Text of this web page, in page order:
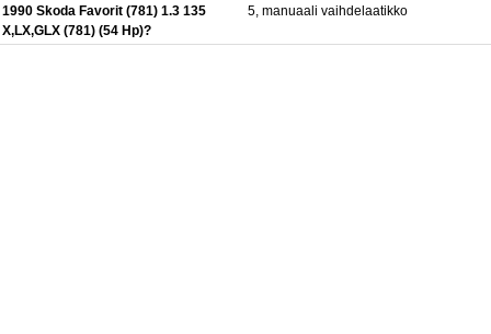
1990 Skoda Favorit (781) 1.3 135
X,LX,GLX (781) (54 Hp)?
5, manuaali vaihdelaatikko